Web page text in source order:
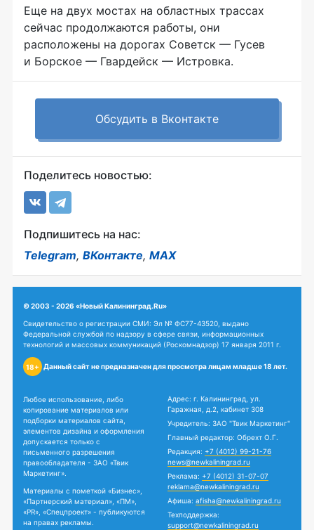
Еще на двух мостах на областных трассах
сейчас продолжаются работы, они
расположены на дорогах Советск — Гусев
и Борское — Гвардейск — Истровка.
Обсудить в Вконтакте
Поделитесь новостью:
Подпишитесь на нас:
Telegram, ВКонтакте, MAX
© 2003 - 2026 «Новый Калининград.Ru»
Свидетельство о регистрации СМИ: Эл № ФС77-43520, выдано
Федеральной службой по надзору в сфере связи, информационных
технологий и массовых коммуникаций (Роскомнадзор) 17 января 2011 г.
18+ Данный сайт не предназначен для просмотра лицам младше 18 лет.
Любое использование, либо
копирование материалов или
подборки материалов сайта,
элементов дизайна и оформления
допускается только с
письменного разрешения
правообладателя - ЗАО «Твик
Маркетинг».
Материалы с пометкой «Бизнес»,
«Партнерский материал», «ПМ»,
«PR», «Спецпроект» - публикуются
на правах рекламы.
Адрес: г. Калининград, ул.
Гаражная, д.2, кабинет 308
Учредитель: ЗАО "Твик Маркетинг"
Главный редактор: Обрехт О.Г.
Редакция: +7 (4012) 99-21-76
news@newkaliningrad.ru
Реклама: +7 (4012) 31-07-07
reklama@newkaliningrad.ru
Афиша: afisha@newkaliningrad.ru
Техподдержка:
support@newkaliningrad.ru